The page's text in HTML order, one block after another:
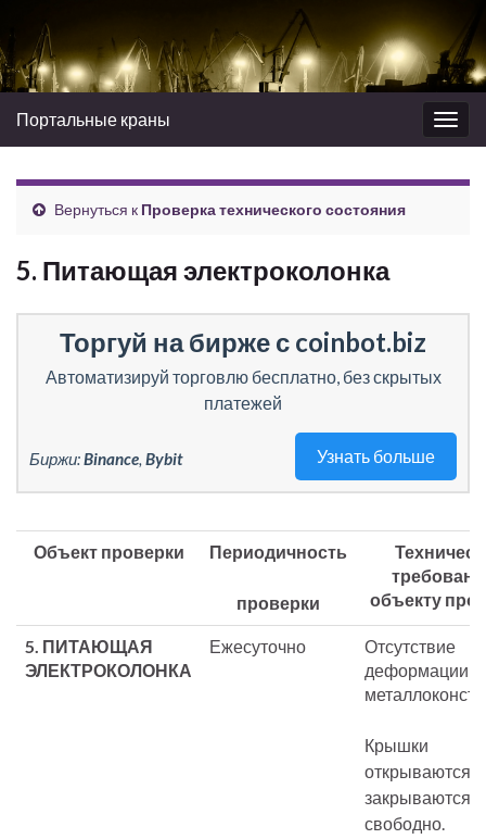
Вкл/
выкл
Портальные краны
Вернуться к Проверка технического состояния
5. Питающая электроколонка
Торгуй на бирже с coinbot.biz
Автоматизируй торговлю бесплатно, без скрытых
платежей
Узнать больше
Биржи:Binance, Bybit
Объект проверки Периодичность
проверки
объекту
5. ПИТАЮЩАЯ
ЭЛЕКТРОКОЛОНКА
Ежесуточно
Отсутствие
деформации
Крышки
открываются и
закрываются
свободно.